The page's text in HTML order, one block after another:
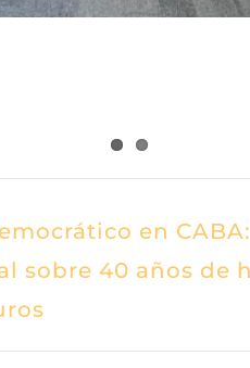
en
sobre 40 años de